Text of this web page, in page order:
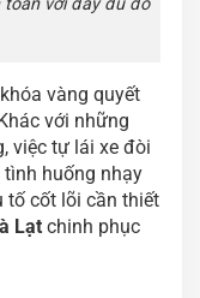
với đầy đủ đồ
vàng quyết
với những
việc tự lái xe đòi
huống nhạy
tố cốt lõi cần thiết
Lạt chinh phục